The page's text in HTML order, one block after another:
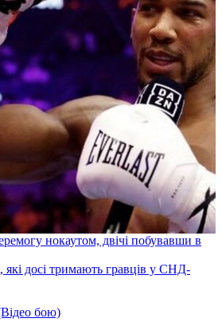
нокаутом, двічі побувавши в
досі тримають гравців у СНД-
бою)